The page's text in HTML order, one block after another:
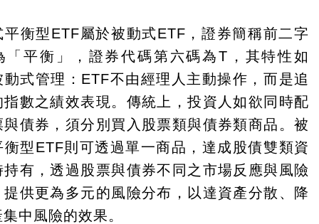
平衡型ETF屬於被動式ETF，證券簡稱前二字
「平衡」，證券代碼第六碼為T，其特性如
動式管理：ETF不由經理人主動操作，而是追
指數之績效表現。傳統上，投資人如欲同時配
與債券，須分別買入股票類與債券類商品。被
衡型ETF則可透過單一商品，達成股債雙類資
持有，透過股票與債券不同之市場反應與風險
提供更為多元的風險分布，以達資產分散、降
中風險的效果。